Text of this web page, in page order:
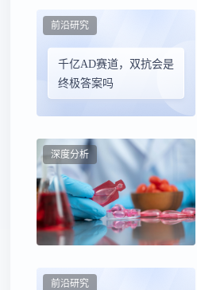
千亿AD赛道，双抗会是
终极答案吗
前沿研究
深度分析
前沿研究